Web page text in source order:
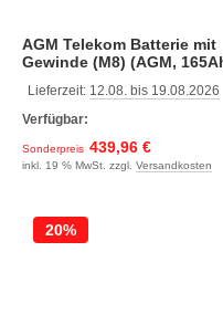
AGM Telekom Batterie mit
Gewinde (M8) (AGM,
Lieferzeit: 12.08. bis 19.08.2026
Verfügbar:
Sonderpreis 439,96 €
inkl. 19 % MwSt. zzgl. Versandkosten
20%